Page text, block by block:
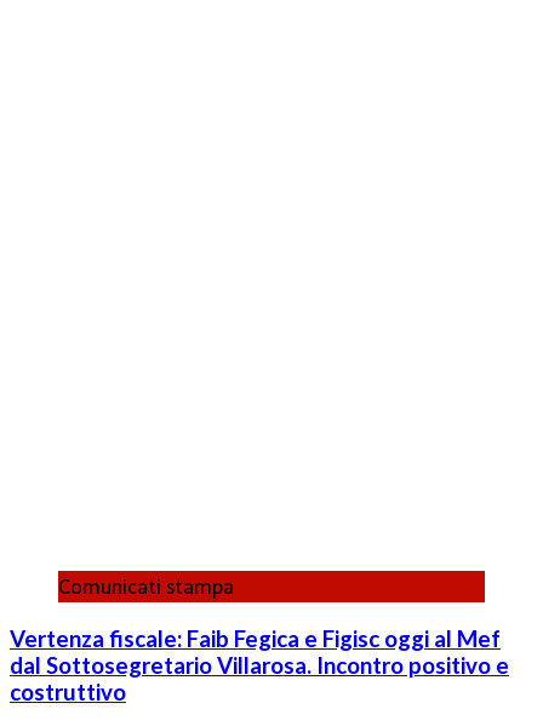
Comunicati stampa
Vertenza fiscale: Faib Fegica e Figisc oggi al Mef
dal Sottosegretario Villarosa. Incontro positivo e
costruttivo